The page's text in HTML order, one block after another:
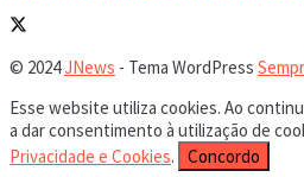
© 2024JNews - Tema WordPress
Esse website utiliza cookies. Ao
a dar consentimento à utilização de
Privacidade e Cookies. Concordo